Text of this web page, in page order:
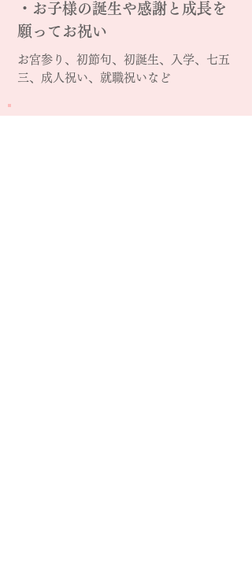
・お子様の誕生や感謝と成長を
願ってお祝い
お宮参り、初節句、初誕生、入学、七五
三、成人祝い、就職祝いなど